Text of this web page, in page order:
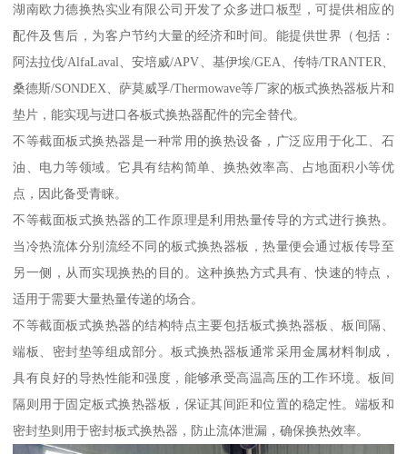
湖南欧力德换热实业有限公司开发了众多进口板型，可提供相应的
配件及售后，为客户节约大量的经济和时间。能提供世界（包括：
阿法拉伐/AlfaLaval、安培威/APV、基伊埃/GEA、传特/TRANTER、
桑德斯/SONDEX、萨莫威孚/Thermowave等厂家的板式换热器板片和
垫片，能实现与进口各板式换热器配件的完全替代。
不等截面板式换热器是一种常用的换热设备，广泛应用于化工、石
油、电力等领域。它具有结构简单、换热效率高、占地面积小等优
点，因此备受青睐。
不等截面板式换热器的工作原理是利用热量传导的方式进行换热。
当冷热流体分别流经不同的板式换热器板，热量便会通过板传导至
另一侧，从而实现换热的目的。这种换热方式具有、快速的特点，
适用于需要大量热量传递的场合。
不等截面板式换热器的结构特点主要包括板式换热器板、板间隔、
端板、密封垫等组成部分。板式换热器板通常采用金属材料制成，
具有良好的导热性能和强度，能够承受高温高压的工作环境。板间
隔则用于固定板式换热器板，保证其间距和位置的稳定性。端板和
密封垫则用于密封板式换热器，防止流体泄漏，确保换热效率。